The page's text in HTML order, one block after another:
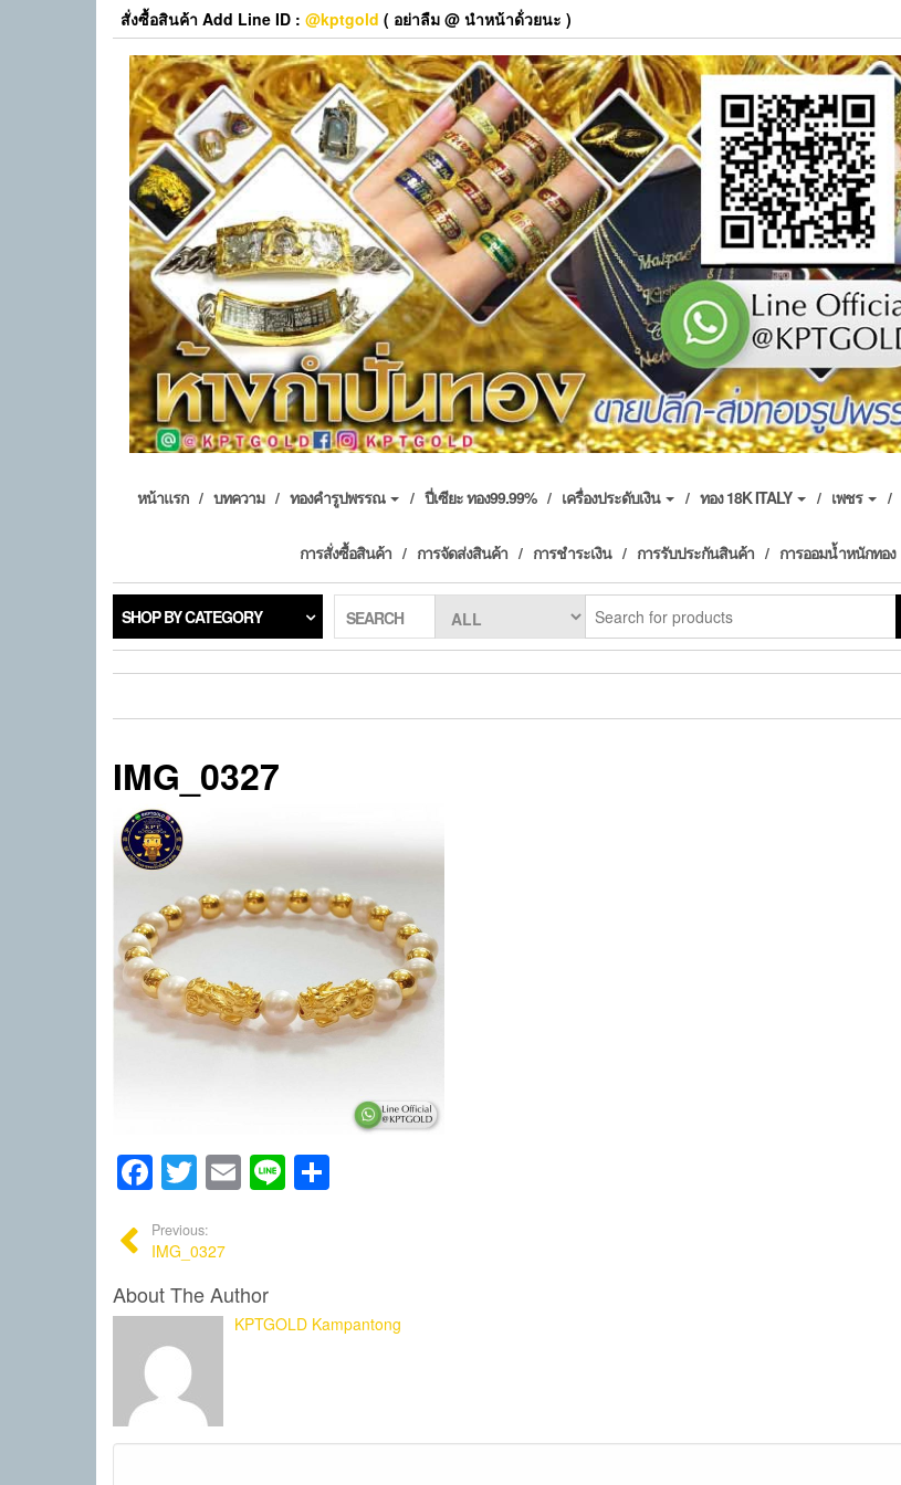
สั่งซื้อสินค้า Add Line ID : @kptgold ( อย่าลืม @ นำหน้าด้่วยนะ )
หน้าแรก บทความ ทองคำรูปพรรณ ปี่เซียะ ทอง99.99% เครื่องประดับเงิน ทอง 18K ITALY เพชร
การสั่งซื้อสินค้า การจัดส่งสินค้า การชำระเงิน การรับประกันสินค้า การออมน้ำหนักทอง
SHOP BY CATEGORY SEARCH
IMG_0327
Facebook
Twitter
Email
Line
Previous:
IMG_0327
About The Author
KPTGOLD Kampantong